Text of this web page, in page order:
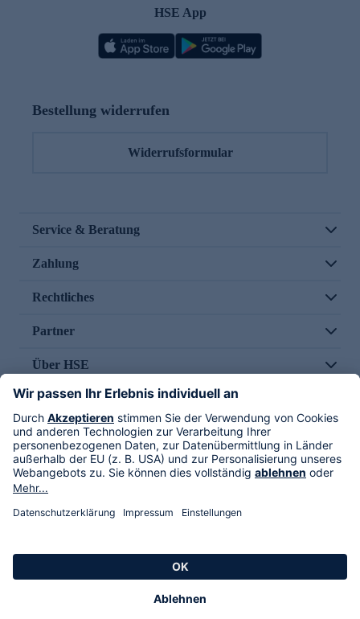
HSE App
Bestellung widerrufen
Widerrufsformular
Service & Beratung
Zahlung
Rechtliches
Partner
Über HSE
Im TV
HSE International